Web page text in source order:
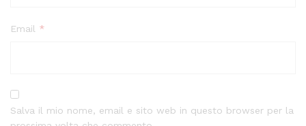
Email *
Salva il mio nome, email e sito web in questo browser per la